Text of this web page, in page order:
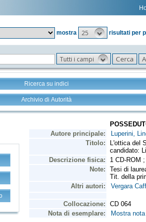
mostra
25 risultati per
Tutti i campi
Ricerca su indici
Archivio di Autorità